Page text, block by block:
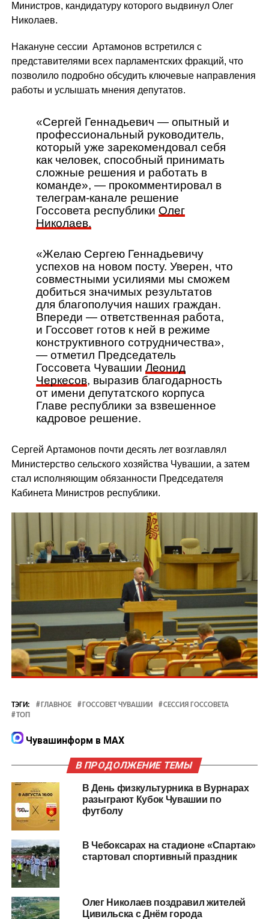
Министров, кандидатуру которого выдвинул Олег
Николаев.
Накануне сессии Артамонов встретился с
представителями всех парламентских фракций, что
позволило подробно обсудить ключевые направления
работы и услышать мнения депутатов.
«Сергей Геннадьевич — опытный и
профессиональный руководитель,
который уже зарекомендовал себя
как человек, способный принимать
сложные решения и работать в
команде», — прокомментировал в
телеграм-канале решение
Госсовета республики Олег
Николаев.
«Желаю Сергею Геннадьевичу
успехов на новом посту. Уверен, что
совместными усилиями мы сможем
добиться значимых результатов
для благополучия наших граждан.
Впереди — ответственная работа,
и Госсовет готов к ней в режиме
конструктивного сотрудничества»,
— отметил Председатель
Госсовета Чувашии Леонид
Черкесов, выразив благодарность
от имени депутатского корпуса
Главе республики за взвешенное
кадровое решение.
Сергей Артамонов почти десять лет возглавлял
Министерство сельского хозяйства Чувашии, а затем
стал исполняющим обязанности Председателя
Кабинета Министров республики.
ТЭГИ: ГЛАВНОЕ ГОССОВЕТ ЧУВАШИИ
СЕССИЯ ГОССОВЕТА
ТОП
Чувашинформ в MAX
В ПРОДОЛЖЕНИЕ ТЕМЫ
В День физкультурника в Вурнарах
разыграют Кубок Чувашии по
футболу
В Чебоксарах на стадионе «Спартак»
стартовал спортивный праздник
Олег Николаев поздравил жителей
Цивильска с Днём города